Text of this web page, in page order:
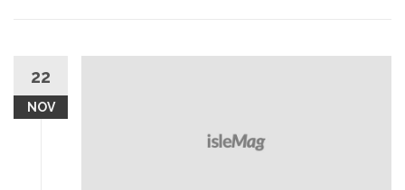
22
NOV